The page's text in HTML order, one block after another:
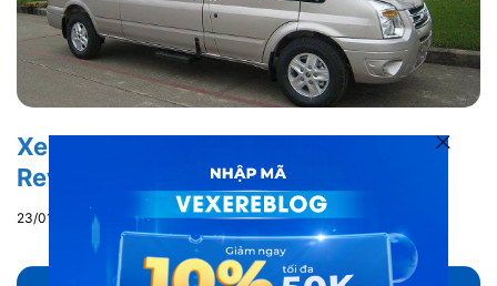
Xe Thanh Tùng đi Thái Nguyên:
Review từ A – Z
23/01/2021